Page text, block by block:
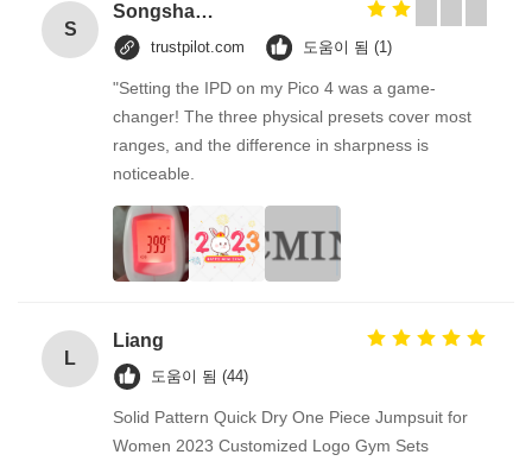
S
Songshang
trustpilot.com 도움이 됨 (1)
"Setting the IPD on my Pico 4 was a game-
changer! The three physical presets cover most
ranges, and the difference in sharpness is
noticeable.
L
Liang
도움이 됨 (44)
Solid Pattern Quick Dry One Piece Jumpsuit for
Women 2023 Customized Logo Gym Sets